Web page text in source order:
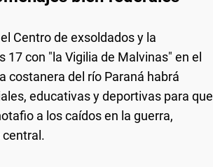
Centro de exsoldados y la
17 con "la Vigilia de Malvinas" en el
costanera del río Paraná habrá
educativas y deportivas para que
a los caídos en la guerra,
central.